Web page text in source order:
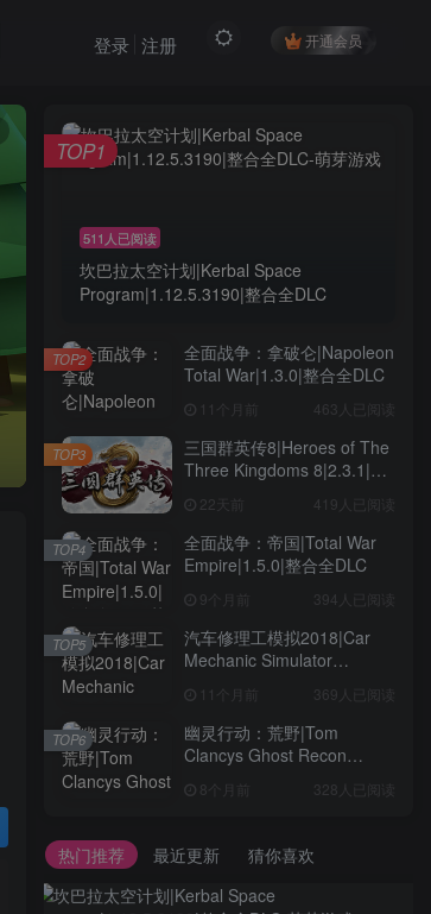
开通会员
登录 注册
511人已阅读
坎巴拉太空计划|Kerbal Space
Program|1.12.5.3190|整合全DLC
TOP1
全面战争：拿破仑|Napoleon
Total War|1.3.0|整合全DLC
11个月前 463人已阅读
TOP2
三国群英传8|Heroes of The
Three Kingdoms 8|2.3.1|整
22天前 419人已阅读
TOP3
全面战争：帝国|Total War
Empire|1.5.0|整合全DLC
9个月前 394人已阅读
TOP4
汽车修理工模拟2018|Car
Mechanic Simulator
11个月前 369人已阅读
TOP5
幽灵行动：荒野|Tom
Clancys Ghost Recon
DLC8个月前 328人已阅读
TOP6
热门推荐 最近更新 猜你喜欢